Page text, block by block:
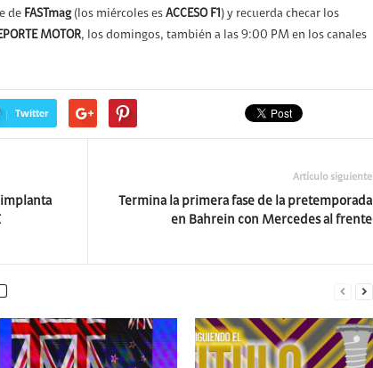
de FASTmag(los miércoles es ACCESO F1) y recuerda checar los
MOTOR, los domingos, también a las 9:00 PM en los canales
Twitter
implanta
Artículo siguiente
Termina la primera fase de la pretemporada
en Bahrein con Mercedes al frente